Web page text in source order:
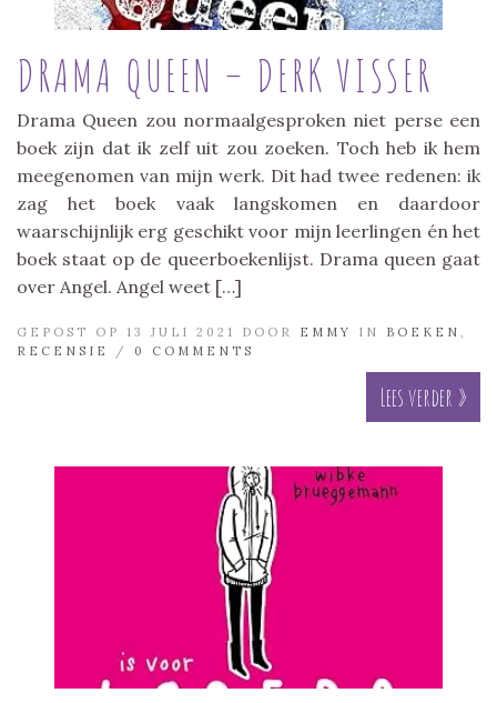
DRAMA QUEEN – DERK VISSER
Drama Queen zou normaalgesproken niet perse een
boek zijn dat ik zelf uit zou zoeken. Toch heb ik hem
meegenomen van mijn werk. Dit had twee redenen: ik
zag het boek vaak langskomen en daardoor
waarschijnlijk erg geschikt voor mijn leerlingen én het
boek staat op de queerboekenlijst. Drama queen gaat
over Angel. Angel weet […]
GEPOST OP 13 JULI 2021 DOOR EMMY IN BOEKEN
RECENSIE
/ 0 COMMENTS
Lees verder »